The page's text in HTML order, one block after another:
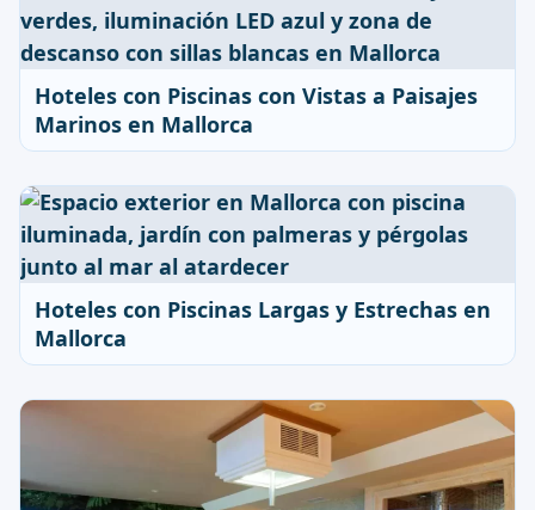
Hoteles con Piscinas con Vistas a Paisajes
Marinos en Mallorca
Hoteles con Piscinas Largas y Estrechas en
Mallorca